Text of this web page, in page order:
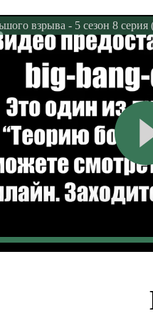
взрыва - 5 сезон 8